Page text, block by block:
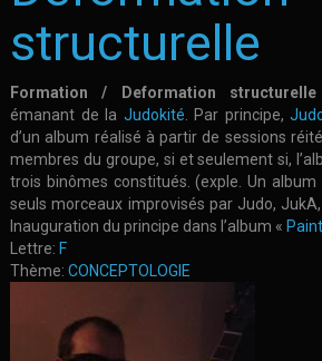
structurelle
Formation / Deformation
émanant de la Judokité . Par principe,
d’un album réalisé à partir de sessions
membres du groupe, si et seulement si,
trois binômes constitués. (exple. Un album
seuls morceaux improvisés par Judo,
Inauguration du principe dans l’album «
Lettre: F
Thème: CONCEPTOLOGIE